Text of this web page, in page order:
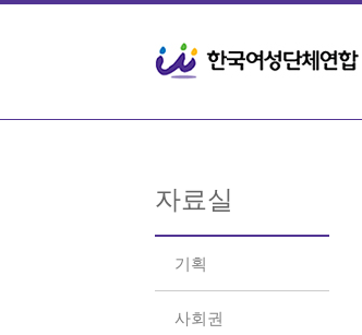
자료실
기획
사회권